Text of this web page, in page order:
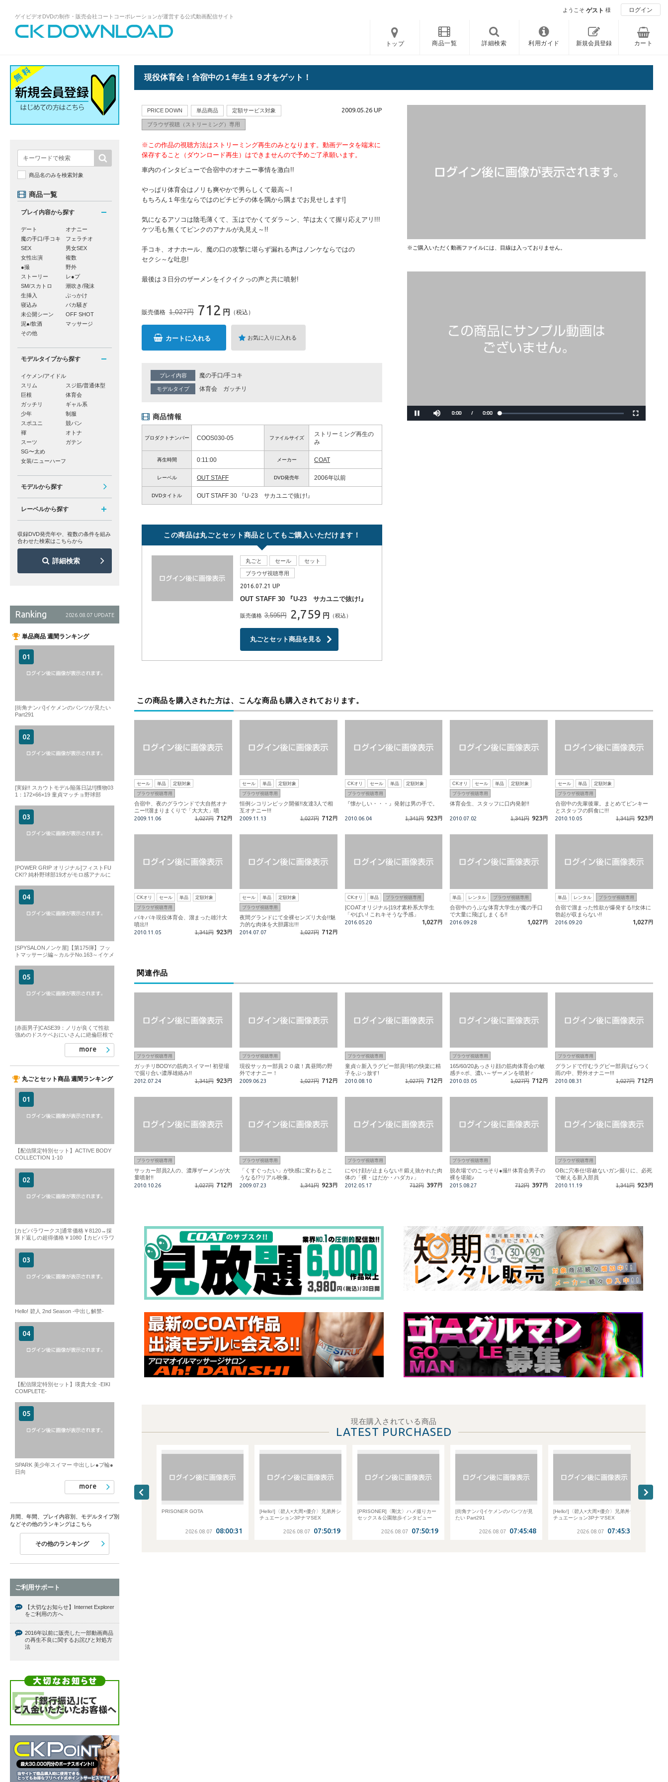
ゲイビデオDVDの制作・販売会社コートコーポレーションが運営する公式動画配信サイト
信サイトCK DOWNLOADトップページへ
ようこそ ゲスト 様 ログイン
トップ 商品一覧 詳細検索 利用ガイド 新規会員登録 カート
現役体育会！合宿中の１年生１９才をゲット！
PRICE DOWN 単品商品 定額サービス対象
ブラウザ視聴（ストリーミング）専用
2009.05.26 UP
※この作品の視聴方法はストリーミング再生のみとなります。動画データを端末に
保存すること（ダウンロード再生）はできませんので予めご了承願います。
車内のインタビューで合宿中のオナニー事情を激白!!
やっぱり体育会はノリも爽やかで男らしくて最高～!
もちろん１年生ならではのピチピチの体を隅から隅までお見せします!]
気になるアソコは陰毛薄くて、玉はでかくてダラ～ン、竿は太くて握り応えアリ!!!
ケツ毛も無くてピンクのアナルが丸見え～!!
手コキ、オナホール、魔の口の攻撃に堪らず漏れる声はノンケならではの
セクシ～な吐息!
最後は３日分のザーメンをイクイクっの声と共に噴射!
販売価格 1,027円 712 円 （税込）
カートに入れる お気に入りに入れる
プレイ内容 魔の手口/手コキ
モデルタイプ 体育会 ガッチリ
商品情報
プロダクトナンバー COOS030-05 ファイルサイズ
ストリーミング再生の
み
再生時間 0:11:00 メーカー COAT
レーベル OUT STAFF DVD発売年 2006年以前
DVDタイトル OUT STAFF 30 『U-23 サカユニで抜け!』
この商品は丸ごとセット商品としてもご購入いただけます！
丸ごと セール セット
ブラウザ視聴専用
2016.07.21 UP
OUT STAFF 30 『U-23 サカユニで抜け!』
販売価格 3,595円 2,759 円 （税込）
丸ごとセット商品を見る
※ご購入いただく動画ファイルには、目線は入っておりません。
この商品を購入された方は、こんな商品も購入されております。
セール 単品
定額対象
ブラウザ視聴専用
合宿中、夜のグラウンドで大自然オナ
ニー!!溜まりまくりで「大大大」噴
射!!!!!
2009.11.06 1,027円 712 円
セール 単品
定額対象
ブラウザ視聴専用
恒例シコリンピック開催!!友達3人で相
互オナニー!!!
2009.11.13
1,027円 712 円
CKオリ セール 単品
定額対象
ブラウザ視聴専用
『懐かしい・・・』発射は男の手で。
2010.06.04 1,341円 923 円
CKオリ セール 単品
定額対象
ブラウザ視聴専用
体育会生、スタッフに口内発射!!
2010.07.02 1,341円 923 円
セール 単品
定額対象
ブラウザ視聴専用
合宿中の先輩後輩。まとめてピンキー
とスタッフの餌食に!!!
2010.10.05
1,341円 923 円
CKオリ セール 単品
定額対象
ブラウザ視聴専用
バキバキ現役体育会、溜まった雄汁大
噴出!!
2010.11.05
1,341円 923 円
セール 単品
定額対象
ブラウザ視聴専用
夜間グランドにて全裸センズリ大会!!魅
力的な肉体を大胆露出!!!
2014.07.07
1,027円 712 円
CKオリ 単品 ブラウザ視聴専用
[COATオリジナル]19才素朴系大学生
「やばい! これキそうな予感」
2016.05.20
1,027 円
単品 レンタル ブラウザ視聴専用
合宿中のうぶな体育大学生が魔の手口
で大量に飛ばしまくる!!
2016.09.28
1,027 円
単品 レンタル ブラウザ視聴専用
合宿で溜まった性欲が爆発する!!女体に
勃起が収まらない!!
2016.09.20
1,027 円
関連作品
ブラウザ視聴専用
ガッチリBODYの筋肉スイマー! 初登場
で掘り合い濃厚雄絡み!!
2012.07.24
1,341円 923 円
ブラウザ視聴専用
現役サッカー部員２０歳！真昼間の野
外でオナニー！
2009.06.23
1,027円 712 円
ブラウザ視聴専用
童貞☆新入ラグビー部員!!初の快楽に精
子をぶっ放す!
2010.08.10
1,027円 712 円
ブラウザ視聴専用
165/60/20あっさり顔の筋肉体育会の敏
感チ○ポ、濃い～ザーメンを噴射♂
2010.03.05
1,027円 712 円
ブラウザ視聴専用
グランドで佇むラグビー部員!ぱらつく
雨の中、野外オナニー!!!
2010.08.31
1,027円 712 円
ブラウザ視聴専用
サッカー部員2人の、濃厚ザーメンが大
量噴射!!
2010.10.26
1,027円 712 円
ブラウザ視聴専用
「くすぐったい」が快感に変わるとこ
うなる!?リアル映像。
2009.07.23
1,341円 923 円
ブラウザ視聴専用
にやけ顔が止まらない!! 鍛え抜かれた肉
体の「裸・はだか・ハダカ♪」
2012.05.17
712円 397 円
ブラウザ視聴専用
脱衣場でのこっそり●撮!! 体育会男子の
裸を堪能♪
2015.08.27
712円 397 円
ブラウザ視聴専用
OBに穴奉仕!容赦ないガン掘りに、必死
で耐える新入部員
2010.11.19
1,341円 923 円
現在購入されている商品
LATEST PURCHASED
やか系営業マン〉
PRISONER GOTA
08:00:31
[Hello!]〈碧人×大周×優介〉兄弟丼シ
チュエーション3PナマSEX
07:50:19
[PRISONER]〈剛太〉ハメ撮りカー
セックス＆公園散歩インタビュー
07:50:19
[街角ナンパ]イケメンのパンツが見
たい Part291
07:45:48
[Hello!]〈碧人×大周×優介〉兄弟丼シ
チュエーション3PナマSEX
07:45:33
[ディグオーバー]【
トの超上反り巨根から
商品名のみを検索対象
商品一覧
プレイ内容から探す
デート
オナニー
魔の手口/手コキ
フェラチオ
SEX
男女SEX
女性出演
複数
●撮
野外
ストーリー
レ●プ
SM/スカトロ
潮吹き/飛沫
生挿入
ぶっかけ
寝込み
バカ騒ぎ
未公開シーン
OFF SHOT
泥●/飲酒
マッサージ
その他
モデルタイプから探す
イケメン/アイドル
スリム
スジ筋/普通体型
巨根
体育会
ガッチリ
ギャル系
少年
制服
スポユニ
競パン
褌
オトナ
スーツ
ガテン
SG〜太め
女装/ニューハーフ
モデルから探す
レーベルから探す
収録DVD発売年や、複数の条件を組み
合わせた検索はこちらから
詳細検索
Ranking 2026.08.07 UPDATE
単品商品 週間ランキング
[街角ナンパ]イケメンのパンツが見たい
Part291
[実録!! スカウトモデル陥落日誌!!]獲物03
1：172×66×19 童貞マッチョ野球部
[POWER GRIP オリジナル]フィストFU
CK!? 純朴野球部19才がモロ感アナルに
[SPYSALONノンケ屋]【第175弾】フッ
トマッサージ編～カルテNo.163～イケメ
ンドで大量精子垂れ流し!!
[赤面男子]CASE39：ノリが良くて性欲
強めのドスケベおにいさんに絶倫巨根で
more
丸ごとセット商品 週間ランキング
【配信限定特別セット】ACTIVE BODY
COLLECTION 1-10
[カピバラワークス]通常価格￥8120→採
算ド返しの超得価格￥1080【カピバラワ
数4本119MIN！
Hello! 碧人 2nd Season -中出し解禁-
【配信限定特別セット】瑛貴大全 -EIKI
COMPLETE-
SPARK 美少年スイマー 中出しレ●プ輪●
日向
more
月間、年間、プレイ内容別、モデルタイプ別
などその他のランキングはこちら
その他のランキング
ご利用サポート
【大切なお知らせ】Internet Explorer
をご利用の方へ
2016年以前に販売した一部動画商品
の再生不良に関するお詫びと対処方
法